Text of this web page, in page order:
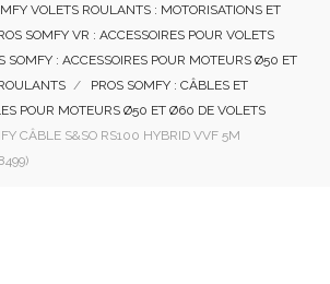
VOLETS ROULANTS : MOTORISATIONS ET
SOMFY VR : ACCESSOIRES POUR VOLETS
SOMFY : ACCESSOIRES POUR MOTEURS Ø50 ET
PROS SOMFY : CÂBLES ET
POUR MOTEURS Ø50 ET Ø60 DE VOLETS
CÂBLE S&SO RS100 HYBRID VVF 5M